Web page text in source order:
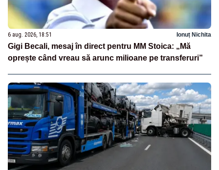
6 aug. 2026, 18:51 Ionuț Nichita
Gigi Becali, mesaj în direct pentru MM Stoica: „Mă
oprește când vreau să arunc milioane pe transferuri”